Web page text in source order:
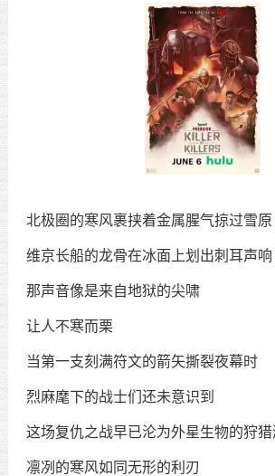
北极圈的寒风裹挟着金属腥气掠过雪原
维京长船的龙骨在冰面上划出刺耳声响
那声音像是来自地狱的尖啸
让人不寒而栗
当第一支刻满符文的箭矢撕裂夜幕时
烈麻麾下的战士们还未意识到
这场复仇之战早已沦为外星生物的狩
凛冽的寒风如同无形的利刃